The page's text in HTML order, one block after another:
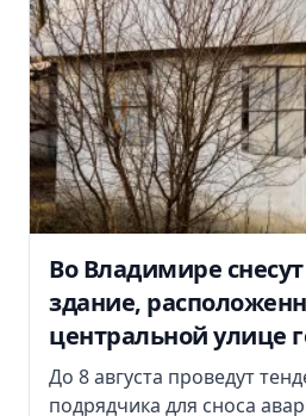
Во Владимире
здание,
центральной улице
До 8 августа проведут
подрядчика для сноса